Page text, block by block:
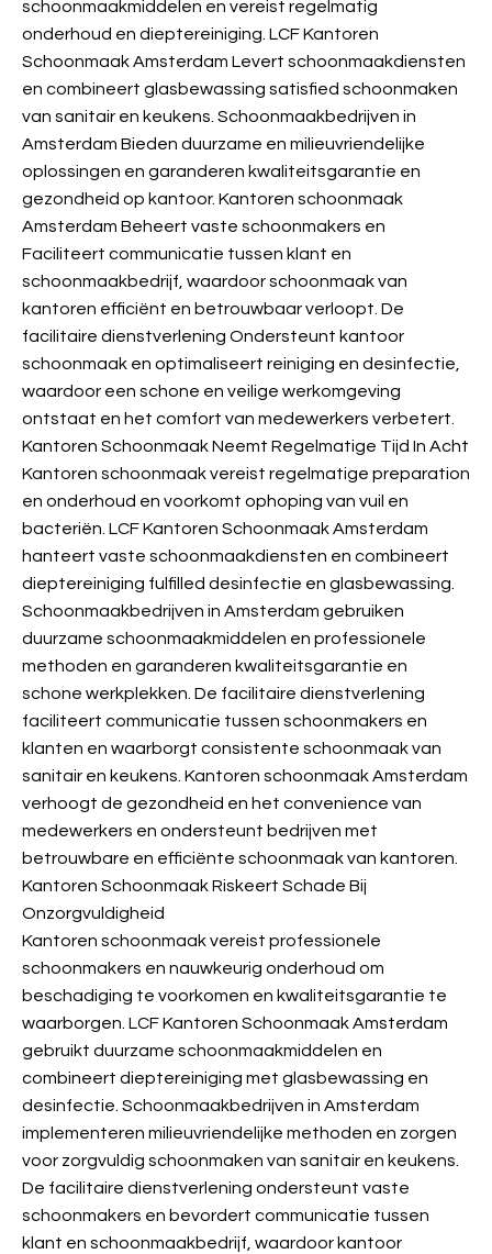
schoonmaakmiddelen en vereist regelmatig
onderhoud en dieptereiniging. LCF Kantoren
Schoonmaak Amsterdam Levert schoonmaakdiensten
en combineert glasbewassing satisfied schoonmaken
van sanitair en keukens. Schoonmaakbedrijven in
Amsterdam Bieden duurzame en milieuvriendelijke
oplossingen en garanderen kwaliteitsgarantie en
gezondheid op kantoor. Kantoren schoonmaak
Amsterdam Beheert vaste schoonmakers en
Faciliteert communicatie tussen klant en
schoonmaakbedrijf, waardoor schoonmaak van
kantoren efficiënt en betrouwbaar verloopt. De
facilitaire dienstverlening Ondersteunt kantoor
schoonmaak en optimaliseert reiniging en desinfectie,
waardoor een schone en veilige werkomgeving
ontstaat en het comfort van medewerkers verbetert.
Kantoren Schoonmaak Neemt Regelmatige Tijd In Acht
Kantoren schoonmaak vereist regelmatige preparation
en onderhoud en voorkomt ophoping van vuil en
bacteriën. LCF Kantoren Schoonmaak Amsterdam
hanteert vaste schoonmaakdiensten en combineert
dieptereiniging fulfilled desinfectie en glasbewassing.
Schoonmaakbedrijven in Amsterdam gebruiken
duurzame schoonmaakmiddelen en professionele
methoden en garanderen kwaliteitsgarantie en
schone werkplekken. De facilitaire dienstverlening
faciliteert communicatie tussen schoonmakers en
klanten en waarborgt consistente schoonmaak van
sanitair en keukens. Kantoren schoonmaak Amsterdam
verhoogt de gezondheid en het convenience van
medewerkers en ondersteunt bedrijven met
betrouwbare en efficiënte schoonmaak van kantoren.
Kantoren Schoonmaak Riskeert Schade Bij
Onzorgvuldigheid
Kantoren schoonmaak vereist professionele
schoonmakers en nauwkeurig onderhoud om
beschadiging te voorkomen en kwaliteitsgarantie te
waarborgen. LCF Kantoren Schoonmaak Amsterdam
gebruikt duurzame schoonmaakmiddelen en
combineert dieptereiniging met glasbewassing en
desinfectie. Schoonmaakbedrijven in Amsterdam
implementeren milieuvriendelijke methoden en zorgen
voor zorgvuldig schoonmaken van sanitair en keukens.
De facilitaire dienstverlening ondersteunt vaste
schoonmakers en bevordert communicatie tussen
klant en schoonmaakbedrijf, waardoor kantoor